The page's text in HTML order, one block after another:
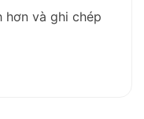
hơn và ghi chép